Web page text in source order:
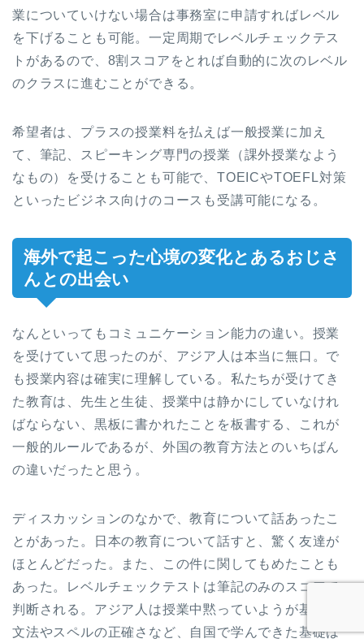
業についていけない場合は事務室に申請すればレベル
を下げることも可能。一定周期でレベルチェックテス
トがあるので、8割スコアをとれば自動的に次のレベル
のクラスに進むことができる。
希望者は、プラスの授業料を払えば一般授業に加え
て、筆記、スピーキング専門の授業（課外授業なよう
なもの）を受けることも可能で、TOEICやTOEFL対策
といったビジネス向けのコースも受講可能になる。
海外で起こった心境の変化とあるおじさ
んとの出会い
なんといってもコミュニケーション能力の違い。授業
を受けていて思ったのが、アジア人は本当に無口。で
も授業内容は確実に理解している。私たちが受けてき
た教育は、先生と生徒、授業中は静かにしていなけれ
ばならない、黒板に書かれたことを板書する、これが
一般的ルールであるが、外国の教育方法とのいちばん
の違いだったと思う。
ディスカッションのなかで、教育について話あったこ
とがあった。日本の教育について話すと、驚く友達が
ほとんどだった。また、この件に関してもめたことも
あった。レベルチェックテストは筆記のみのスコアで
判断される。アジア人は授業中黙っていようが基本の
文法やスペルの正確さなど、自国で学んできた基礎は